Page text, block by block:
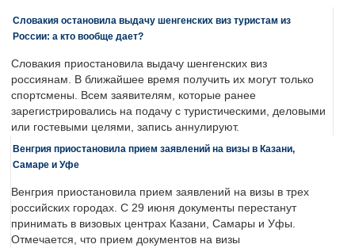
Словакия остановила выдачу шенгенских виз туристам из
России: а кто вообще дает?
Словакия приостановила выдачу шенгенских виз
россиянам. В ближайшее время получить их могут только
спортсмены. Всем заявителям, которые ранее
зарегистрировались на подачу с туристическими, деловыми
или гостевыми целями, запись аннулируют.
Венгрия приостановила прием заявлений на визы в Казани,
Самаре и Уфе
Венгрия приостановила прием заявлений на визы в трех
российских городах. С 29 июня документы перестанут
принимать в визовых центрах Казани, Самары и Уфы.
Отмечается, что прием документов на визы